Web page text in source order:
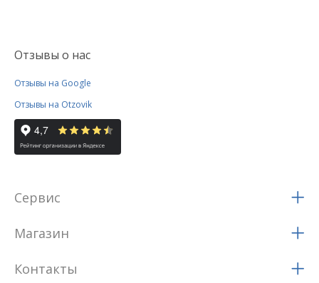
Отзывы о нас
Отзывы на Google
Отзывы на Otzovik
Сервис
Магазин
Контакты